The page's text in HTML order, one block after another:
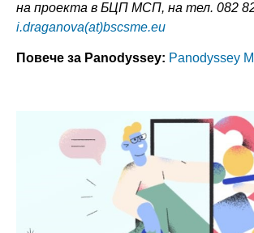
на проекта в БЦП МСП, на тел. 082
i.draganova(at)bscsme.eu
Повече за Panodyssey: Panodyssey